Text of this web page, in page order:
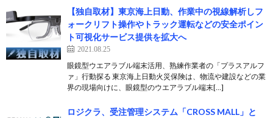
【独自取材】東京海上日動、作業中の視線解析しフ
ォークリフト操作やトラック運転などの安全ポイン
ト可視化サービス提供を拡大へ
2021.08.25
眼鏡型ウエアラブル端末活用、熟練作業者の「プラスアルフ
ァ」行動探る 東京海上日動火災保険は、物流や建設などの業
界の現場向けに、眼鏡型のウエアラブル端末[…]
ロジクラ、受注管理システム「CROSS MALL」と